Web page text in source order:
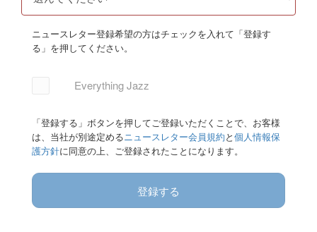
ニュースレター登録希望の方はチェックを入れて「登録す
る」を押してください。
Everything Jazz
「登録する」ボタンを押してご登録いただくことで、お客様
は、当社が別途定めるニュースレター会員規約と個人情報保
護方針に同意の上、ご登録されたことになります。
登録する